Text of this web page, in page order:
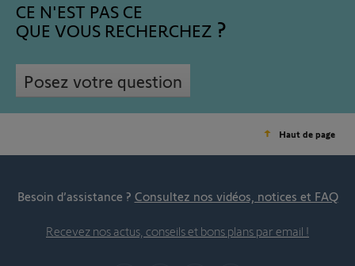
CE N'EST PAS CE
QUE VOUS RECHERCHEZ
Posez votre question
Haut de page
Besoin d’assistance ? Consultez nos vidéos, notices et FAQ
Recevez nos actus, conseils et bons plans par email !